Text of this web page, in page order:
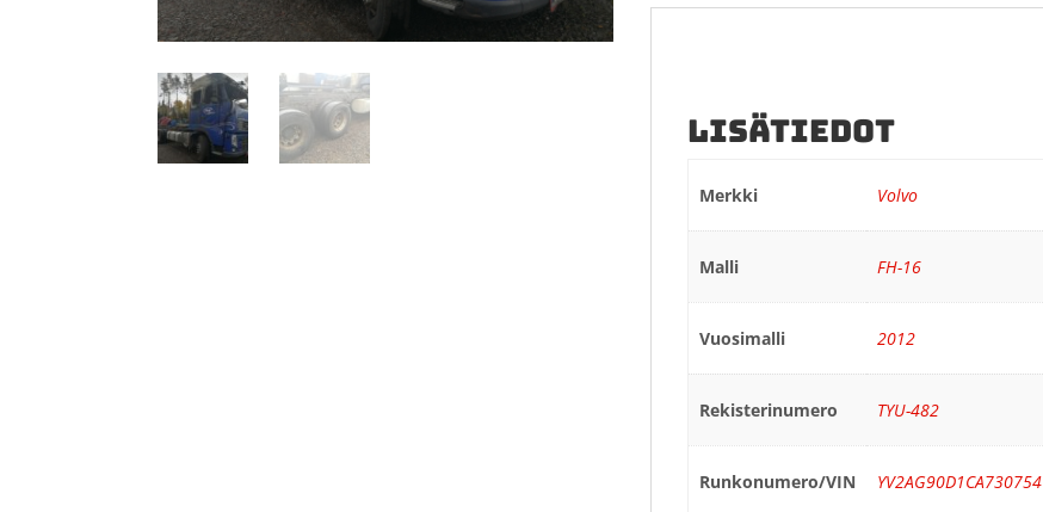
LISÄTIEDOT
Merkki Volvo
Malli FH-16
Vuosimalli 2012
Rekisterinumero TYU-482
Runkonumero/VIN YV2AG90D1CA730754